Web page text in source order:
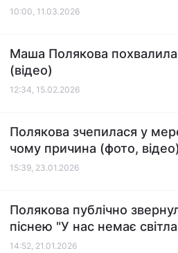
10:00, 11.03.2026
Маша Полякова
(відео)
12:34, 15.02.2026
Полякова зчепилася у
чому причина (фото, відео)
15:39, 23.01.2026
Полякова публічно
піснею "У нас немає
14:52, 21.01.2026